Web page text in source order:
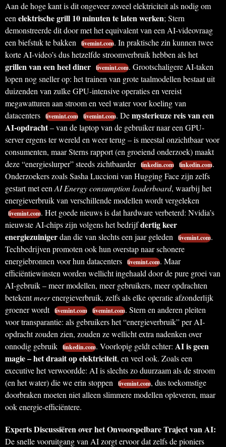
Aan de hoge kant is dit ongeveer zoveel elektriciteit als nodig om
een elektrische grill 10 minuten te laten werken; Stern
demonstreerde dit door met het equivalent van een AI-videovraag
een biefstuk te bakken
livemint.com. In praktische zin kunnen twee
korte AI-video’s dus hetzelfde stroomverbruik hebben als het
grillen van een heel diner livemint.com. Grootschaligere AI-taken
lopen nog sneller op: het trainen van grote taalmodellen bestaat uit
duizenden van zulke GPU-intensive operaties en vereist
megawatturen aan stroom en veel water voor koeling van
datacenters livemint.com livemint.com. Demysterieuze reis van een
AI-opdracht– van de laptop van de gebruiker naar een GPU-
server ergens ter wereld en weer terug – is meestal onzichtbaar voor
consumenten, maar Sterns rapport (en groeiend onderzoek) maakt
deze “energieslurper” steeds zichtbaarder linkedin.com linkedin.com.
Onderzoekers zoals Sasha Luccioni van Hugging Face zijn zelfs
gestart met een AI Energy consumption leaderboard, waarbij het
energieverbruik van verschillende modellen wordt vergeleken
livemint.com. Het goede nieuws is dat hardware verbeterd: Nvidia’s
nieuwste AI-chips zijn volgens het bedrijfdertig keer
energiezuinigerdan die van slechts een jaar geleden livemint.com.
Techbedrijven promoten ook hun overstap naar schonere
energiebronnen voor hun datacenters livemint.com. Maar
efficiëntiewinsten worden wellicht ingehaald door de pure groei van
AI-gebruik – meer modellen, meer gebruikers, meer opdrachten
betekentmeerenergieverbruik, zelfs als elke operatie afzonderlijk
groener wordt livemint.com livemint.com. Stern en anderen pleiten
voor transparantie: als gebruikers het “energieverbruik” per AI-
opdracht zouden zien, zouden ze wellicht extra nadenken over
onnodig gebruik linkedin.com. Voorlopig geldt echter: AI is geen
magie – het draait op elektriciteit, en veel ook. Zoals een
executive het verwoordde: AI is slechts zo duurzaam als de stroom
(en het water) die we erin stoppen
livemint.com, dus toekomstige
doorbraken moeten niet alleen slimmere modellen opleveren, maar
ook energie-efficiëntere.
Experts Discussiëren over het Onvoorspelbare Traject van AI:
De snelle vooruitgang van AI zorgt ervoor dat zelfs de pioniers